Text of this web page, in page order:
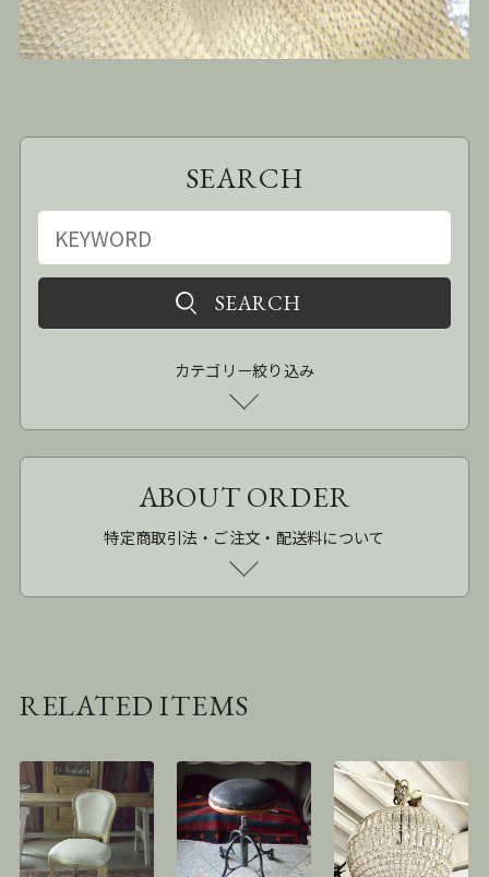
SEARCH
カテゴリー絞り込み
ABOUT ORDER
特定商取引法・ご注文・配送料について
RELATED ITEMS